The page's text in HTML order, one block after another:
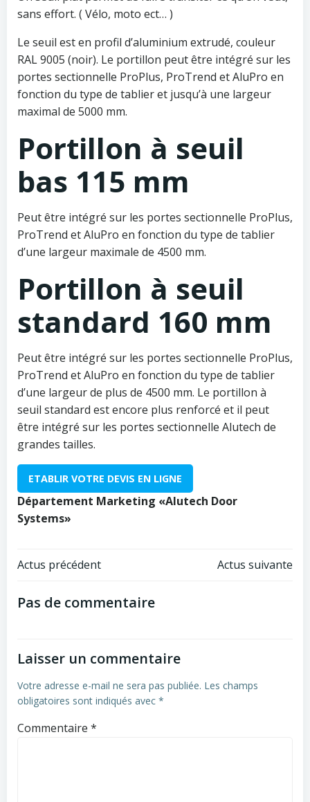
sans effort. ( Vélo, moto ect… )
Le seuil est en profil d’aluminium extrudé, couleur
RAL 9005 (noir). Le portillon peut être intégré sur les
portes sectionnelle ProPlus, ProTrend et AluPro en
fonction du type de tablier et jusqu’à une largeur
maximal de 5000 mm.
Portillon à seuil
bas 115 mm
Peut être intégré sur les portes sectionnelle ProPlus,
ProTrend et AluPro en fonction du type de tablier
d’une largeur maximale de 4500 mm.
Portillon à seuil
standard 160 mm
Peut être intégré sur les portes sectionnelle ProPlus,
ProTrend et AluPro en fonction du type de tablier
d’une largeur de plus de 4500 mm. Le portillon à
seuil standard est encore plus renforcé et il peut
être intégré sur les portes sectionnelle Alutech de
grandes tailles.
ETABLIR VOTRE DEVIS EN LIGNE
Département Marketing «Alutech Door
Systems»
Navigation
de
Actus précédent
Navigation
de
Actus suivante
Pas de commentaire
Laisser un commentaire
Votre adresse e-mail ne sera pas publiée. Les champs
obligatoires sont indiqués avec *
Commentaire *